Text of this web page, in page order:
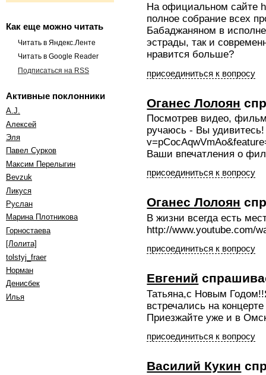
Как еще можно читать
Читать в Яндекс.Ленте
Читать в Google Reader
Подписаться на RSS
Активные поклонники
A.J.
Алексей
Эля
Павел Сурков
Максим Перелыгин
Bevzuk
Ликуся
Руслан
Марина Плотникова
Горностаева
[Лолита]
tolstyj_fraer
Норман
Денисбек
Илья
На официальном сайте
полное собрание всех
Бабаджаняном в
эстрады, так и
нравится больше?
присоединиться к вопросу
Оганес Лолоян
Посмотрев видео,
ручаюсь - Вы
Ваши впечатления о
присоединиться к вопросу
Оганес Лолоян
В жизни всегда есть
http://www.youtube.com/
присоединиться к вопросу
Евгений
Татьяна,с Новым
встречались на
Приезжайте уже и в
присоединиться к вопросу
Василий Кукин